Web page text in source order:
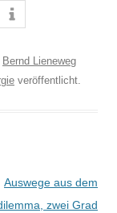
Bernd Lieneweg
veröffentlicht.
Auswege aus dem
zwei Grad